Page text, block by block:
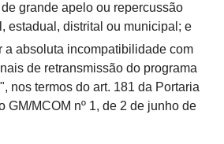
grande apelo ou repercussão
estadual, distrital ou municipal; e
a absoluta incompatibilidade com
de retransmissão do programa
nos termos do art. 181 da Portaria
GM/MCOM nº 1, de 2 de junho de